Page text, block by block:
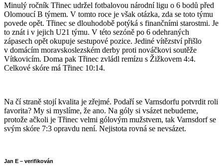
Minulý ročník Třinec udržel fotbalovou národní ligu o 6 bodů před
Olomoucí B týmem. V tomto roce je však otázka, zda se toto týmu
povede opět. Třinec se dlouhodobě potýká s finančními starostmi. Je
to znát i v jejich U21 týmu. V této sezóně po 6 odehraných
zápasech opět okupuje sestupové pozice. Jediné vítězství přišlo
v domácím moravskoslezském derby proti nováčkovi soutěže
Vítkovicím. Doma pak Třinec zvládl remízu s Žižkovem 4:4.
Celkové skóre má Třinec 10:14.
Na čí straně stojí kvalita je zřejmé. Podaří se Varnsdorfu potvrdit roli
favorita? My si myslíme, že ano. Na góly si vsázet nebudeme,
protože ačkoli je Třinec velmi gólovým mužstvem, tak Varnsdorf se
svým skóre 7:3 opravdu není. Nejistota rovná se nevsázet.
Jan E – verifikován